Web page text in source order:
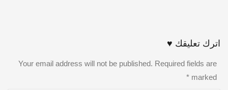
اترك تعليقك ♥
Your email address will not be published. Required fields are
marked
*